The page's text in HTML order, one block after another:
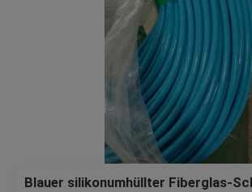
Blauer silikonumhüllter Fiberglas-